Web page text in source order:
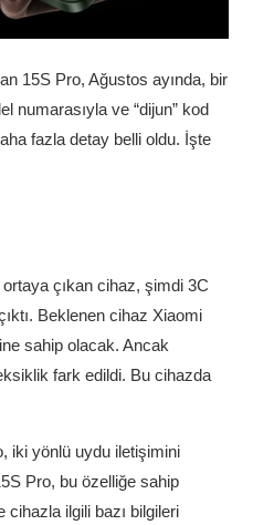
15S Pro, Ağustos ayında, bir
numarasıyla ve “dijun” kod
fazla detay belli oldu. İşte
çıkan cihaz, şimdi 3C
Beklenen cihaz Xiaomi
sahip olacak. Ancak
fark edildi. Bu cihazda
iki yönlü uydu iletişimini
Pro, bu özelliğe sahip
ilgili bazı bilgileri